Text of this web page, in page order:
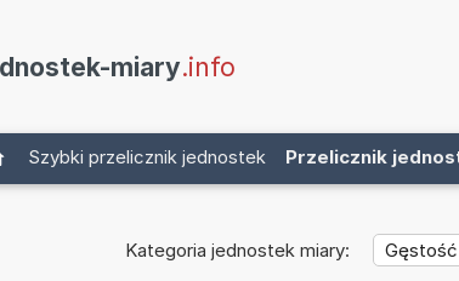
miary.info
Szybki przelicznik jednostek Przelicznik
Kategoria jednostek miary: